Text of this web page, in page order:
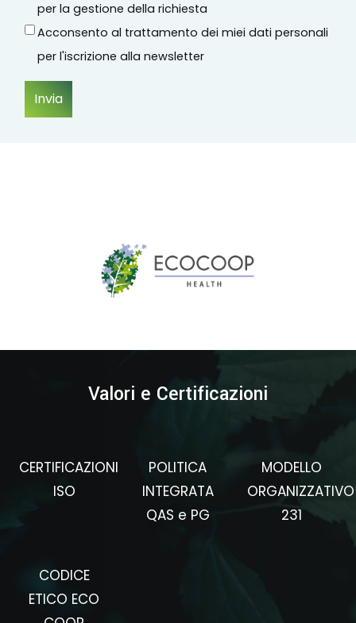
per la gestione della richiesta
Acconsento al trattamento dei miei dati personali
per l'iscrizione alla newsletter
Invia
Valori e Certificazioni
CERTIFICAZIONI
ISO
POLITICA
INTEGRATA
QAS e PG
MODELLO
ORGANIZZATIVO
231
CODICE
ETICO ECO